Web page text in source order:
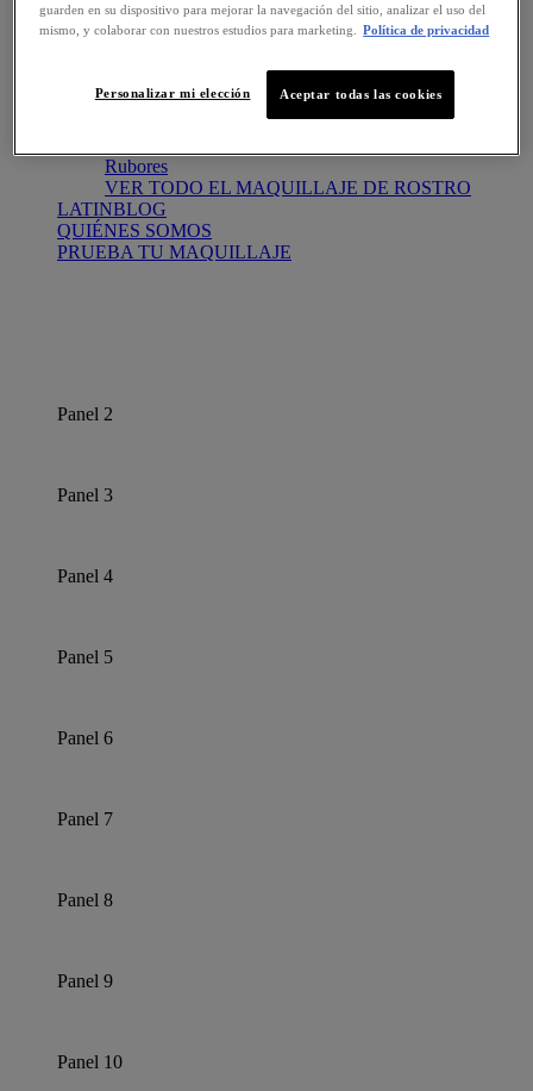
VER TODO EL MAQUILLAJE DE OJOS
Maquillaje de rostro
Bronceador
Rubores
VER TODO EL MAQUILLAJE DE ROSTRO
LATINBLOG
QUIÉNES SOMOS
PRUEBA TU MAQUILLAJE
Panel 2
Panel 3
Panel 4
Panel 5
Panel 6
Panel 7
Panel 8
Panel 9
Panel 10
guarden en su dispositivo para mejorar la navegación del sitio, analizar el uso del
mismo, y colaborar con nuestros estudios para marketing.
Política de privacidad
Aceptar todas las cookies
Personalizar mi elección